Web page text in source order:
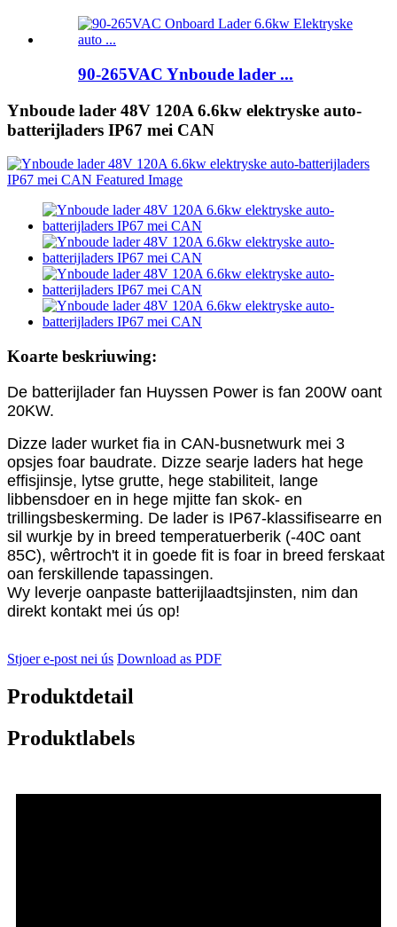
90-265VAC Ynboude lader ...
Ynboude lader 48V 120A 6.6kw elektryske auto-
batterijladers IP67 mei CAN
Koarte beskriuwing:
De batterijlader fan Huyssen Power is fan 200W oant
20KW.
Dizze lader wurket fia in CAN-busnetwurk mei 3
opsjes foar baudrate. Dizze searje laders hat hege
effisjinsje, lytse grutte, hege stabiliteit, lange
libbensdoer en in hege mjitte fan skok- en
trillingsbeskerming. De lader is IP67-klassifisearre en
sil wurkje by in breed temperatuerberik (-40C oant
85C), wêrtroch't it in goede fit is foar in breed ferskaat
oan ferskillende tapassingen.
Wy leverje oanpaste batterijlaadtsjinsten, nim dan
direkt kontakt mei ús op!
Stjoer e-post nei ús Download as PDF
Produktdetail
Produktlabels